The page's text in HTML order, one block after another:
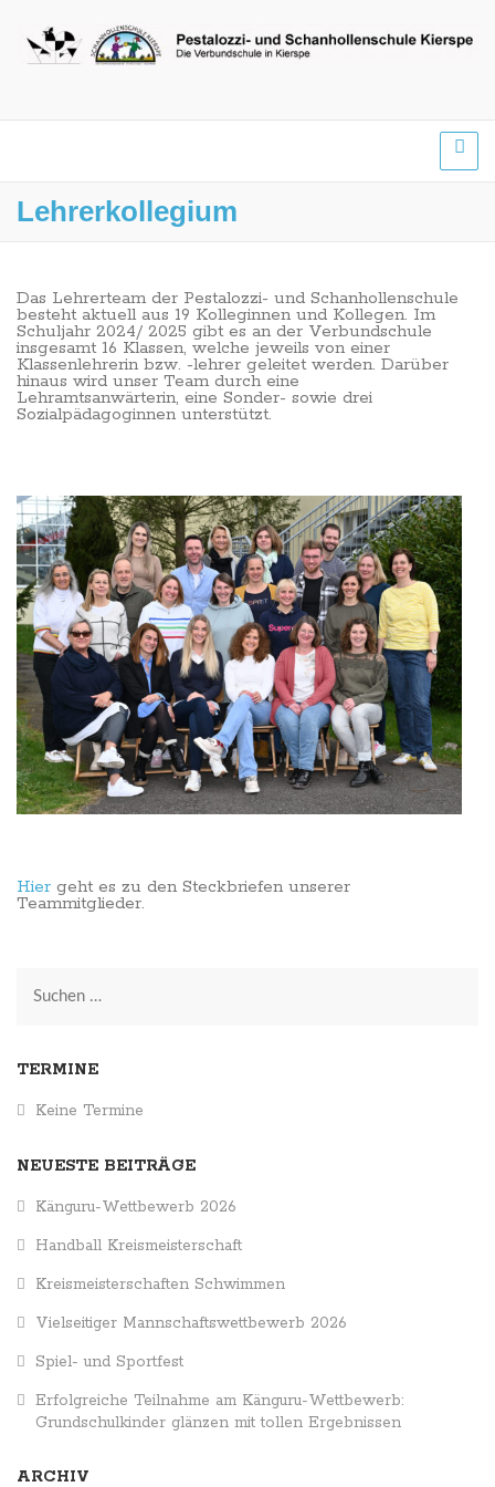
Lehrerkollegium
Das Lehrerteam der Pestalozzi- und Schanhollenschule
besteht aktuell aus 19 Kolleginnen und Kollegen. Im
Schuljahr 2024/ 2025 gibt es an der Verbundschule
insgesamt 16 Klassen, welche jeweils von einer
Klassenlehrerin bzw. -lehrer geleitet werden. Darüber
hinaus wird unser Team durch eine
Lehramtsanwärterin, eine Sonder- sowie drei
Sozialpädagoginnen unterstützt.
Hier geht es zu den Steckbriefen unserer
Teammitglieder.
Suchen
TERMINE
Keine Termine
NEUESTE BEITRÄGE
Känguru-Wettbewerb 2026
Handball Kreismeisterschaft
Kreismeisterschaften Schwimmen
Vielseitiger Mannschaftswettbewerb 2026
Spiel- und Sportfest
Erfolgreiche Teilnahme am Känguru-Wettbewerb:
Grundschulkinder glänzen mit tollen Ergebnissen
ARCHIV